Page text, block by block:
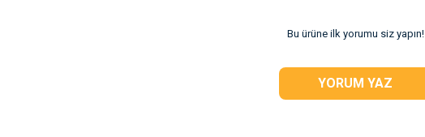
Bu ürüne ilk yorumu siz yapın!
YORUM YAZ